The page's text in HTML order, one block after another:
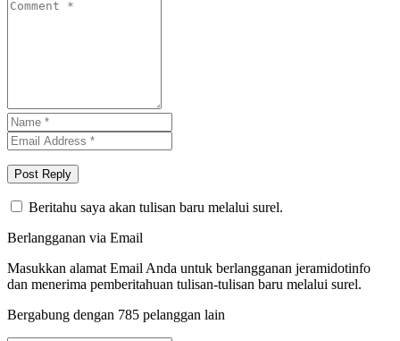
Beritahu saya akan tulisan baru melalui surel.
Berlangganan via Email
Masukkan alamat Email Anda untuk berlangganan jeramidotinfo
dan menerima pemberitahuan tulisan-tulisan baru melalui surel.
Bergabung dengan 785 pelanggan lain